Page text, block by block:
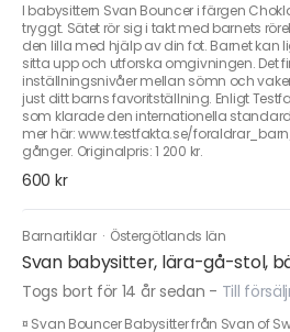
I babysittern Svan Bouncer i färgen
tryggt. Sätet rör sig i takt med barnets
den lilla med hjälp av din fot. Barnet kan
sitta upp och utforska omgivningen. Det
inställningsnivåer mellan sömn och
just ditt barns favoritställning. Enligt
som klarade den internationella
mer här: www.testfakta.se/
gånger. Originalpris: 1 200 kr.
600 kr
Barnartiklar · Östergötlands län
Svan babysitter, lära-gå-stol,
Togs bort för 14 år sedan - Till
¤ Svan Bouncer Babysitter från Svan of